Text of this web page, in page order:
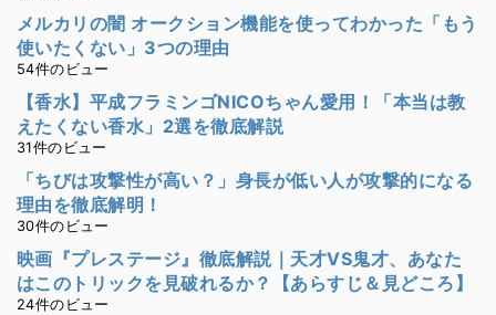
メルカリの闇 オークション機能を使ってわかった「もう
使いたくない」3つの理由
54件のビュー
【香水】平成フラミンゴNICOちゃん愛用！「本当は教
えたくない香水」2選を徹底解説
31件のビュー
「ちびは攻撃性が高い？」身長が低い人が攻撃的になる
理由を徹底解明！
30件のビュー
映画『プレステージ』徹底解説｜天才VS鬼才、あなた
はこのトリックを見破れるか？【あらすじ＆見どころ】
24件のビュー